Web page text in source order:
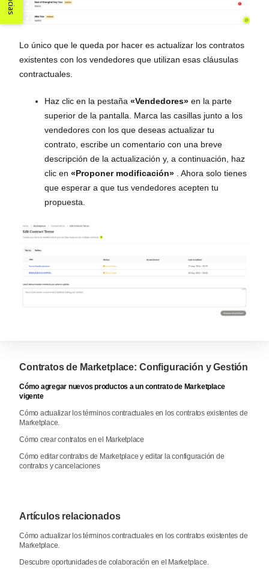
Lo único que le queda por hacer es actualizar los contratos
existentes con los vendedores que utilizan esas cláusulas
contractuales.
Haz clic en la pestaña «Vendedores» en la parte
superior de la pantalla. Marca las casillas junto a los
vendedores con los que deseas actualizar tu
contrato, escribe un comentario con una breve
descripción de la actualización y, a continuación, haz
clic en «Proponer modificación» . Ahora solo tienes
que esperar a que tus vendedores acepten tu
propuesta.
Contratos de Marketplace: Configuración y Gestión
Cómo agregar nuevos productos a un contrato de Marketplace
vigente
Cómo actualizar los términos contractuales en los contratos existentes de
Marketplace.
Cómo crear contratos en el Marketplace
Cómo editar contratos de Marketplace y editar la configuración de
contratos y cancelaciones
Artículos relacionados
Cómo actualizar los términos contractuales en los contratos existentes de
Marketplace.
Descubre oportunidades de colaboración en el Marketplace.